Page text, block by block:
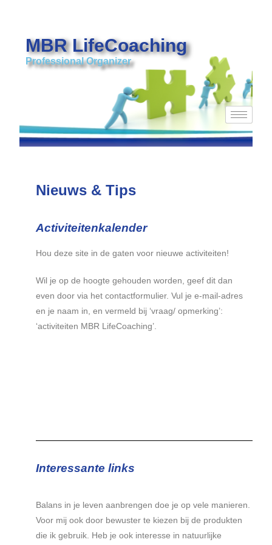
MBR LifeCoaching
Professional Organizer
Nieuws & Tips
Activiteitenkalender
Hou deze site in de gaten voor nieuwe activiteiten!
Wil je op de hoogte gehouden worden, geef dit dan
even door via het contactformulier. Vul je e-mail-adres
en je naam in, en vermeld bij ‘vraag/ opmerking’:
‘activiteiten MBR LifeCoaching’.
Interessante links
Balans in je leven aanbrengen doe je op vele manieren.
Voor mij ook door bewuster te kiezen bij de produkten
die ik gebruik. Heb je ook interesse in natuurlijke